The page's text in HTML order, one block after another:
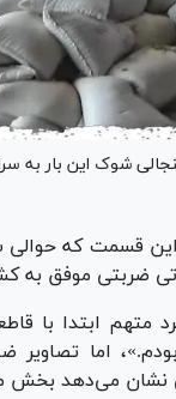
ضربتی موفق به
متهم ابتدا با
اما
می‌دهد بخش